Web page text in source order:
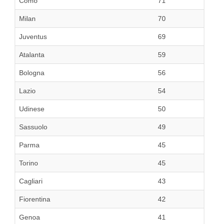
Milan 70
Juventus 69
Atalanta 59
Bologna 56
Lazio 54
Udinese 50
Sassuolo 49
Parma 45
Torino 45
Cagliari 43
Fiorentina 42
Genoa 41